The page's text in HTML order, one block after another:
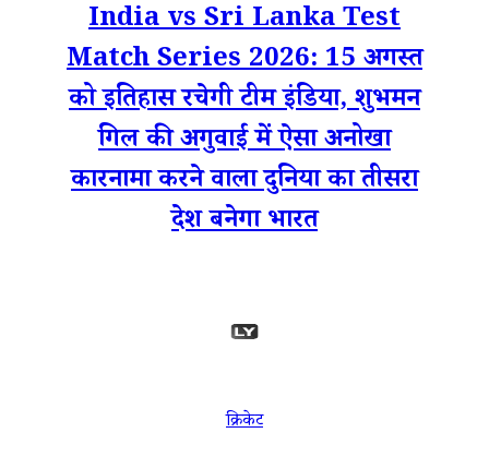
India vs Sri Lanka Test
Match Series 2026: 15 अगस्त
को इतिहास रचेगी टीम इंडिया, शुभमन
गिल की अगुवाई में ऐसा अनोखा
कारनामा करने वाला दुनिया का तीसरा
देश बनेगा भारत
क्रिकेट